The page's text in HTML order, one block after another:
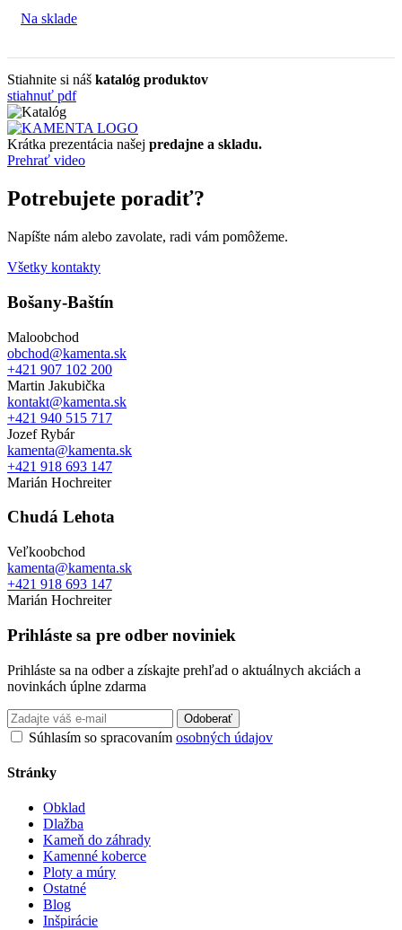
Na sklade
Stiahnite si náš katalóg produktov
stiahnuť pdf
Krátka prezentácia našej predajne a skladu.
Prehrať video
Potrebujete poradiť?
Napíšte nám alebo zavolate, radi vám pomôžeme.
Všetky kontakty
Bošany-Baštín
Maloobchod
obchod@kamenta.sk
+421 907 102 200
Martin Jakubička
kontakt@kamenta.sk
+421 940 515 717
Jozef Rybár
kamenta@kamenta.sk
+421 918 693 147
Marián Hochreiter
Chudá Lehota
Veľkoobchod
kamenta@kamenta.sk
+421 918 693 147
Marián Hochreiter
Prihláste sa pre odber noviniek
Prihláste sa na odber a získajte prehľad o aktuálnych akciách a
novinkách úplne zdarma
Odoberať
Súhlasím so spracovaním osobných údajov
Stránky
Obklad
Dlažba
Kameň do záhrady
Kamenné koberce
Ploty a múry
Ostatné
Blog
Inšpirácie